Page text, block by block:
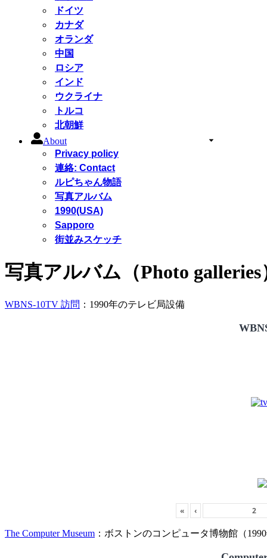
ドイツ
カナダ
オランダ
中国
ロシア
インド
ウクライナ
トルコ
北朝鮮
About
Privacy policy
連絡: Contact
ルピちゃん物語
写真アルバム
1990(USA)
Sapporo
街並みスケッチ
写真アルバム（Photo galleries
WBNS-10TV 訪問 ：1990年のテレビ局設備
« ‹
The Computer Museum ：ボストンのコンピュータ博物館（